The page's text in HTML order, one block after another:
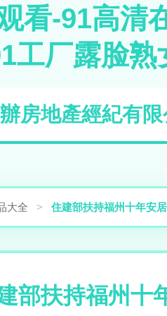
看-91高清
工厂露脸
房地產經紀有
大全 > 住建部扶持福州十年安
部扶持福州十